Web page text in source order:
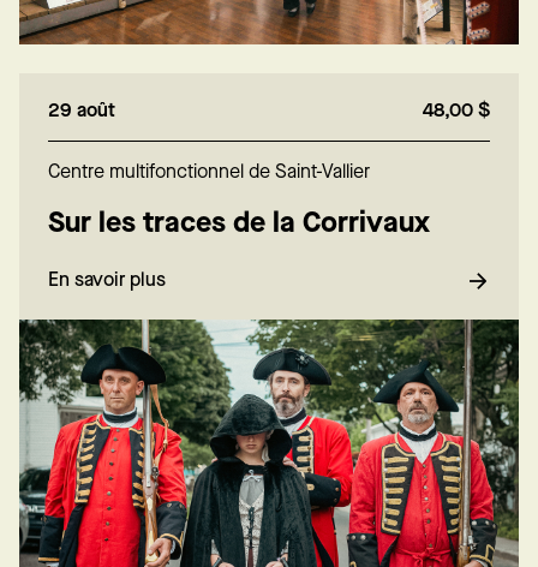
29 août 48,00 $
Centre multifonctionnel de Saint-Vallier
Sur les traces de la Corrivaux
En savoir plus